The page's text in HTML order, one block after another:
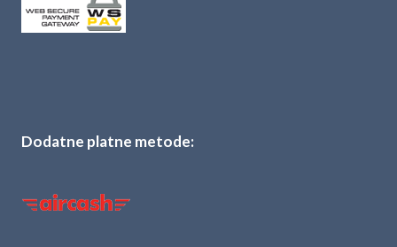
Dodatne platne metode: